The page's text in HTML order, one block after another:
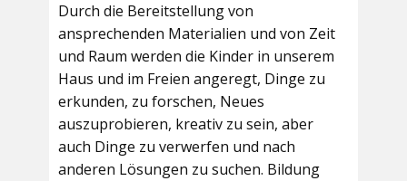
Durch die Bereitstellung von
ansprechenden Materialien und von Zeit
und Raum werden die Kinder in unserem
Haus und im Freien angeregt, Dinge zu
erkunden, zu forschen, Neues
auszuprobieren, kreativ zu sein, aber
auch Dinge zu verwerfen und nach
anderen Lösungen zu suchen. Bildung